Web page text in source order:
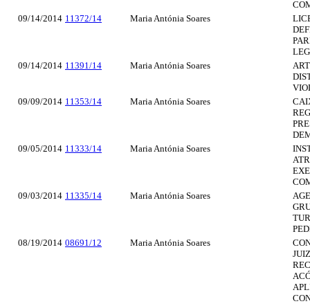
09/14/2014 11372/14 Maria Antónia Soares
09/14/2014 11391/14 Maria Antónia Soares
09/09/2014 11353/14 Maria Antónia Soares
09/05/2014 11333/14 Maria Antónia Soares
09/03/2014 11335/14 Maria Antónia Soares
08/19/2014 08691/12 Maria Antónia Soares